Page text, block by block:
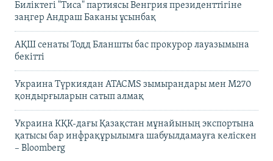
Биліктегі "Тиса" партиясы Венгрия президенттігіне
заңгер Андраш Баканы ұсынбақ
АҚШ сенаты Тодд Бланшты бас прокурор лауазымына
бекітті
Украина Түркиядан ATACMS зымырандары мен M270
қондырғыларын сатып алмақ
Украина КҚК-дағы Қазақстан мұнайының экспортына
қатысы бар инфрақұрылымға шабуылдамауға келіскен
– Bloomberg